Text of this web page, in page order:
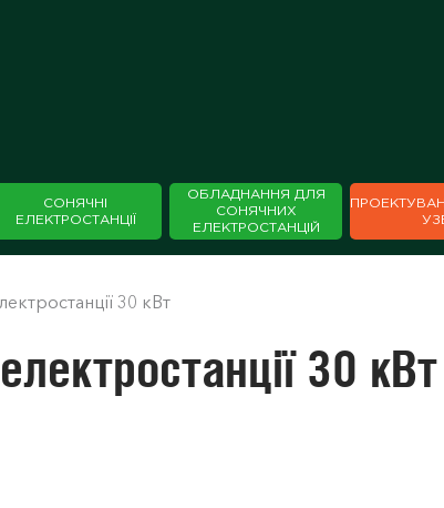
СОНЯЧНІ
ЕЛЕКТРОСТАНЦІЇ
ОБЛАДНАННЯ ДЛЯ
СОНЯЧНИХ
ЕЛЕКТРОСТАНЦІЙ
30 кВт
30 кВт